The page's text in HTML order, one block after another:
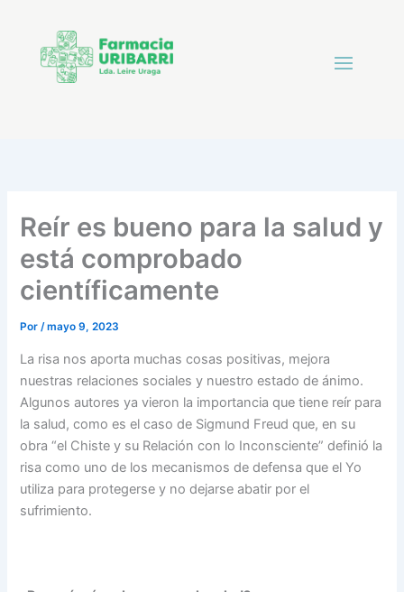
Reír es bueno para la salud y
está comprobado
científicamente
Por/mayo 9, 2023
La risa nos aporta muchas cosas positivas, mejora
nuestras relaciones sociales y nuestro estado de ánimo.
Algunos autores ya vieron la importancia que tiene reír para
la salud, como es el caso de Sigmund Freud que, en su
obra “el Chiste y su Relación con lo Inconsciente” definió la
risa como uno de los mecanismos de defensa que el Yo
utiliza para protegerse y no dejarse abatir por el
sufrimiento.